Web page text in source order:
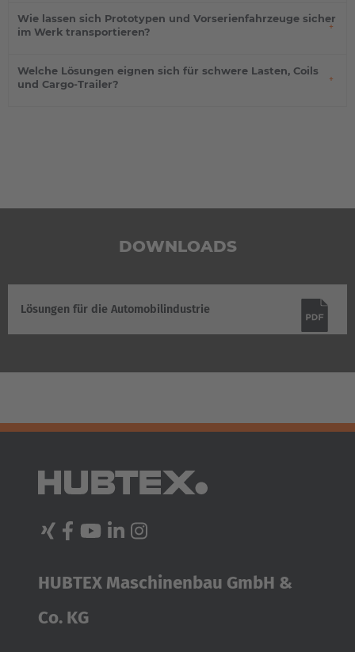
Wie lassen sich Prototypen und Vorserienfahrzeuge sicher
im Werk transportieren?
Welche Lösungen eignen sich für schwere Lasten, Coils
und Cargo-Trailer?
DOWNLOADS
Lösungen für die Automobilindustrie
HUBTEX Maschinenbau GmbH &
Co. KG